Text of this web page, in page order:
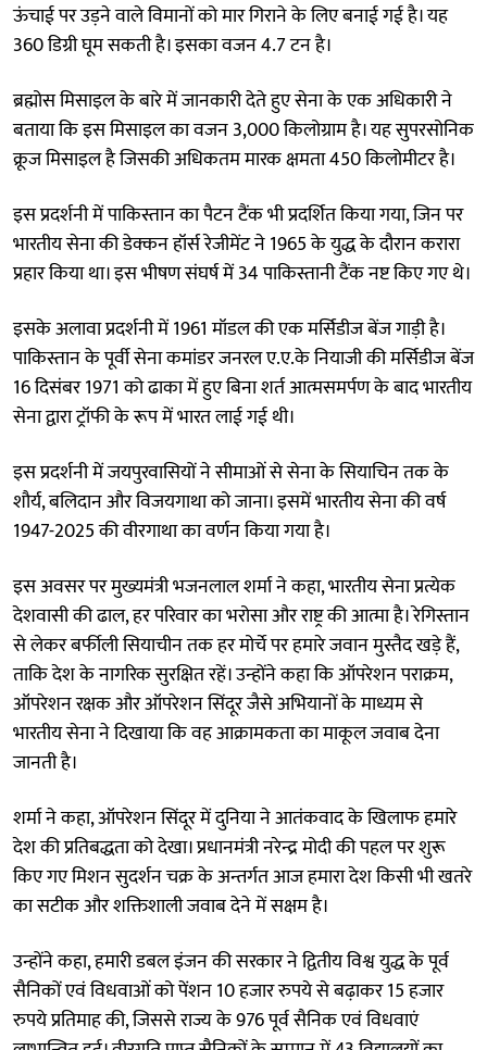
ऊंचाई पर उड़ने वाले विमानों को मार गिराने के लिए बनाई गई है। यह
360 डिग्री घूम सकती है। इसका वजन 4.7 टन है।
ब्रह्मोस मिसाइल के बारे में जानकारी देते हुए सेना के एक अधिकारी ने
बताया कि इस मिसाइल का वजन 3,000 किलोग्राम है। यह सुपरसोनिक
क्रूज मिसाइल है जिसकी अधिकतम मारक क्षमता 450 किलोमीटर है।
इस प्रदर्शनी में पाकिस्तान का पैटन टैंक भी प्रदर्शित किया गया, जिन पर
भारतीय सेना की डेक्कन हॉर्स रेजीमेंट ने 1965 के युद्ध के दौरान करारा
प्रहार किया था। इस भीषण संघर्ष में 34 पाकिस्तानी टैंक नष्ट किए गए थे।
इसके अलावा प्रदर्शनी में 1961 मॉडल की एक मर्सिडीज बेंज गाड़ी है।
पाकिस्तान के पूर्वी सेना कमांडर जनरल ए.ए.के नियाजी की मर्सिडीज बेंज
16 दिसंबर 1971 को ढाका में हुए बिना शर्त आत्मसमर्पण के बाद भारतीय
सेना द्वारा ट्रॉफी के रूप में भारत लाई गई थी।
इस प्रदर्शनी में जयपुरवासियों ने सीमाओं से सेना के सियाचिन तक के
शौर्य, बलिदान और विजयगाथा को जाना। इसमें भारतीय सेना की वर्ष
1947-2025 की वीरगाथा का वर्णन किया गया है।
इस अवसर पर मुख्यमंत्री भजनलाल शर्मा ने कहा, भारतीय सेना प्रत्येक
देशवासी की ढाल, हर परिवार का भरोसा और राष्ट्र की आत्मा है। रेगिस्तान
से लेकर बर्फीली सियाचीन तक हर मोर्चे पर हमारे जवान मुस्तैद खड़े हैं,
ताकि देश के नागरिक सुरक्षित रहें। उन्होंने कहा कि ऑपरेशन पराक्रम,
ऑपरेशन रक्षक और ऑपरेशन सिंदूर जैसे अभियानों के माध्यम से
भारतीय सेना ने दिखाया कि वह आक्रामकता का माकूल जवाब देना
जानती है।
शर्मा ने कहा, ऑपरेशन सिंदूर में दुनिया ने आतंकवाद के खिलाफ हमारे
देश की प्रतिबद्धता को देखा। प्रधानमंत्री नरेन्द्र मोदी की पहल पर शुरू
किए गए मिशन सुदर्शन चक्र के अन्तर्गत आज हमारा देश किसी भी खतरे
का सटीक और शक्तिशाली जवाब देने में सक्षम है।
उन्होंने कहा, हमारी डबल इंजन की सरकार ने द्वितीय विश्व युद्ध के पूर्व
सैनिकों एवं विधवाओं को पेंशन 10 हजार रुपये से बढ़ाकर 15 हजार
रुपये प्रतिमाह की, जिससे राज्य के 976 पूर्व सैनिक एवं विधवाएं